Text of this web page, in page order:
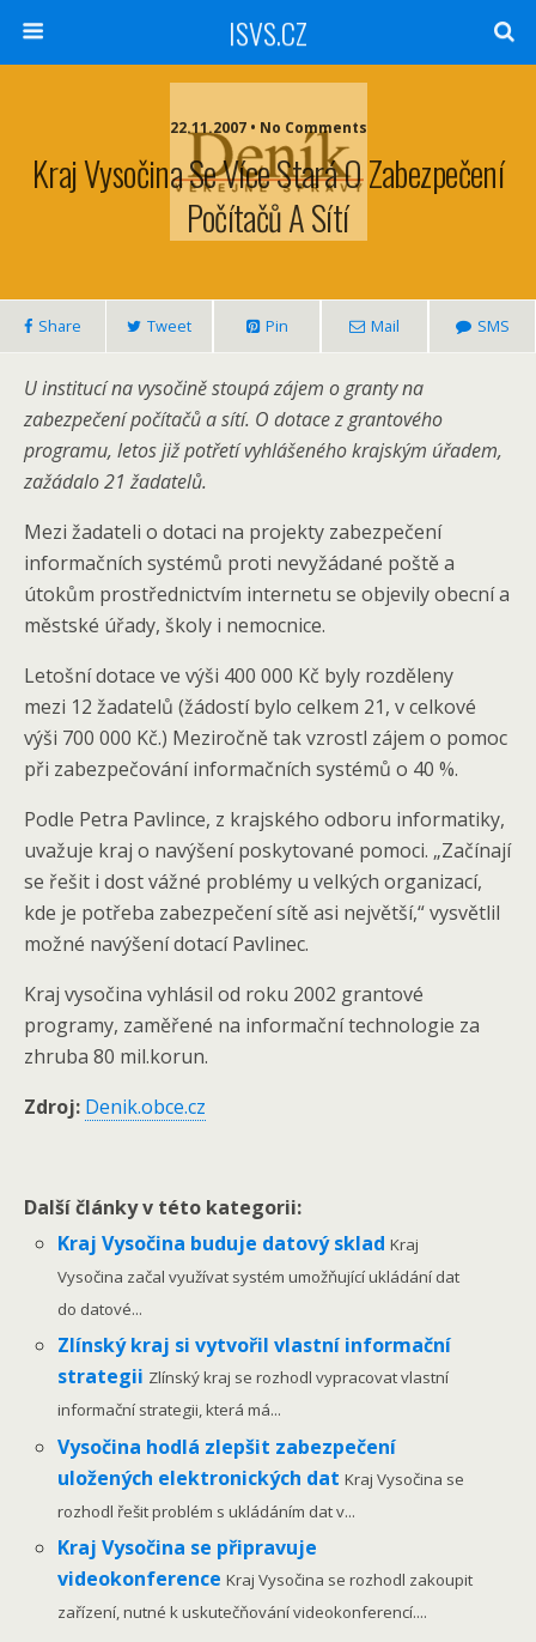
ISVS.CZ
22.11.2007 • No Comments
Kraj Vysočina Se Více Stará O Zabezpečení
Počítačů A Sítí
Share Tweet Pin Mail SMS
U institucí na vysočině stoupá zájem o granty na
zabezpečení počítačů a sítí. O dotace z grantového
programu, letos již potřetí vyhlášeného krajským úřadem,
zažádalo 21 žadatelů.
Mezi žadateli o dotaci na projekty zabezpečení
informačních systémů proti nevyžádané poště a
útokům prostřednictvím internetu se objevily obecní a
městské úřady, školy i nemocnice.
Letošní dotace ve výši 400 000 Kč byly rozděleny
mezi 12 žadatelů (žádostí bylo celkem 21, v celkové
výši 700 000 Kč.) Meziročně tak vzrostl zájem o pomoc
při zabezpečování informačních systémů o 40 %.
Podle Petra Pavlince, z krajského odboru informatiky,
uvažuje kraj o navýšení poskytované pomoci. „Začínají
se řešit i dost vážné problémy u velkých organizací,
kde je potřeba zabezpečení sítě asi největší,“ vysvětlil
možné navýšení dotací Pavlinec.
Kraj vysočina vyhlásil od roku 2002 grantové
programy, zaměřené na informační technologie za
zhruba 80 mil.korun.
Zdroj: Denik.obce.cz
Další články v této kategorii:
Kraj Vysočina buduje datový skladKraj
Vysočina začal využívat systém umožňující ukládání dat
do datové...
Zlínský kraj si vytvořil vlastní informační
strategii Zlínský kraj se rozhodl vypracovat vlastní
informační strategii, která má...
Vysočina hodlá zlepšit zabezpečení
uložených elektronických datKraj Vysočina se
rozhodl řešit problém s ukládáním dat v...
Kraj Vysočina se připravuje
videokonferenceKraj Vysočina se rozhodl zakoupit
zařízení, nutné k uskutečňování videokonferencí....